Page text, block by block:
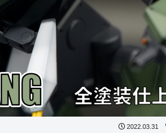
2022.03.31